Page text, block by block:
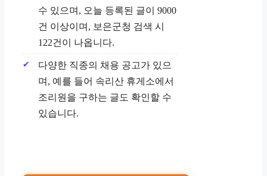
수 있으며, 오늘 등록된 글이 9000
건 이상이며, 보은군청 검색 시
122건이 나옵니다.
다양한 직종의 채용 공고가 있으
며, 예를 들어 속리산 휴게소에서
조리원을 구하는 글도 확인할 수
있습니다.